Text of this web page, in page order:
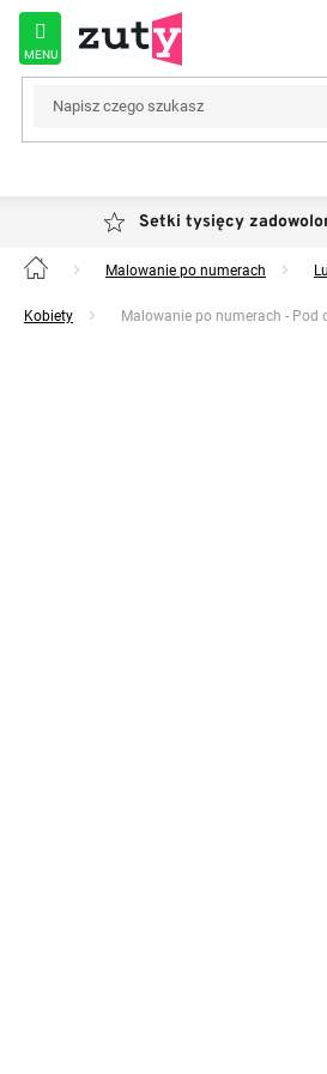
Przejść
treści
Setki tysięcy
Home Malowanie po numerach
Kobiety Malowanie po numerach - Pod